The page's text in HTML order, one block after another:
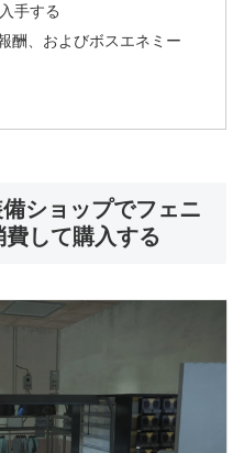
手する
酬、およびボスエネミー
ショップでフェニ
して購入する